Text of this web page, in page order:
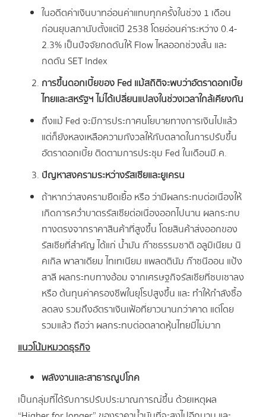
ในอดีตค่าเงินบาทอ่อนค่าแทบทุกครั้งในช่วง 1 เดือน
ก่อนยุบสภานับตั้งแต่ปี 2538 โดยอ่อนค่าระหว่าง 0.4-
2.3% เป็นปัจจัยกดดันให้ Flow ไหลออกช่วงสั้น และ
กดดัน SET Index
การขึ้นดอกเบี้ยของFed แม้สถิติจะพบว่าอัตราดอกเบี้ย
ไทยและสหรัฐฯ ไม่ได้เปลี่ยนแปลงในช่วงเวลาใกล้เคียงกัน
ถึงแม้ Fed จะมีการประกาศนโยบายทางการเงินไปแล้ว
แต่ก็ยังหลงเหลือความกังวลให้กับตลาดในการปรับขึ้น
อัตราดอกเบี้ย ติดตามการประชุม Fed ในเดือนมี.ค.
ปัญหาสงครามระหว่างรัสเซียและยูเครน
ถ้าหากว่าสงครามยืดเยื้อ หรือ ว่ามีผลกระทบต่อเนื่องให้
เกิดการคว่ำบาตรรัสเซียต่อเนื่องออกไปนาน ผลกระทบ
ทางตรงจากราคาสินค้าที่สูงขึ้น โดยสินค้าส่งออกของ
รัสเซียที่สำคัญ ได้แก่ น้ำมัน ก๊าซธรรมชาติ อลูมิเนียม นิ
คเกิล พาลาเดียม ไทเทเนียม แพลตตินัม ก๊าซนีออน แป้ง
สาลี ผลกระทบทางอ้อม จากเศรษฐกิจรัสเซียที่ซบเซาลง
หรือ ต้นทุนค่าครองชีพในยุโรปสูงขึ้น และ ทำให้กำลังซื้อ
ลดลง รวมถึงอัตราเงินเฟ้อที่ยาวนานกว่าคาด แต่โดย
รวมแล้ว ถือว่า ผลกระทบต่อตลาดหุ้นไทยมีไม่มาก
แนวโน้มหมวดธุรกิจ
พลังงานและสาธารณูปโภค
เป็นกลุ่มที่ได้รับการปรับประมาณการณ์ขึ้น ด้วยเหตุผล